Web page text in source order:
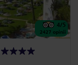
4/5
2427 opinii